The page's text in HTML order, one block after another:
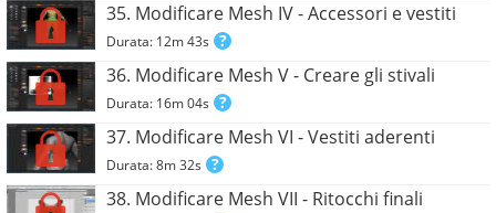
35. Modificare Mesh IV - Accessori e vestiti
Durata: 12m 43s
36. Modificare Mesh V - Creare gli stivali
Durata: 16m 04s
37. Modificare Mesh VI - Vestiti aderenti
Durata: 8m 32s
38. Modificare Mesh VII - Ritocchi finali